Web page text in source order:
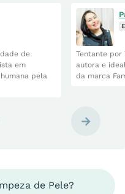
de
em
pela
Tentante por
autora e
da marca
de Pele?